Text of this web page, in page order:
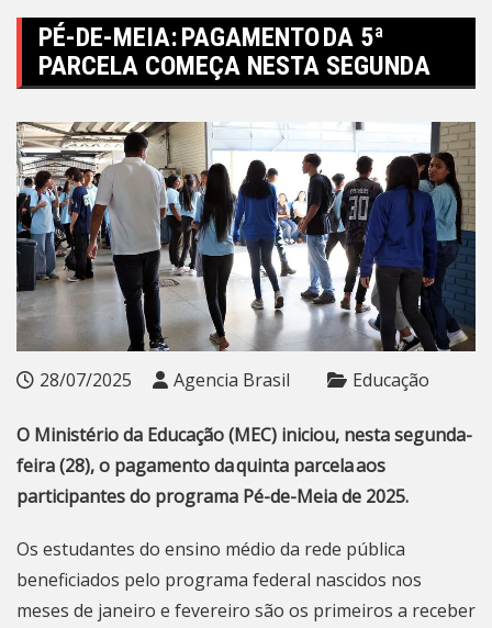
PÉ-DE-MEIA: PAGAMENTO DA 5ª
PARCELA COMEÇA NESTA SEGUNDA
28/07/2025 Agencia Brasil Educação
O Ministério da Educação (MEC) iniciou, nesta segunda-
feira (28), o pagamento da quinta parcela aos
participantes do programa Pé-de-Meia de 2025.
Os estudantes do ensino médio da rede pública
beneficiados pelo programa federal nascidos nos
meses de janeiro e fevereiro são os primeiros a receber